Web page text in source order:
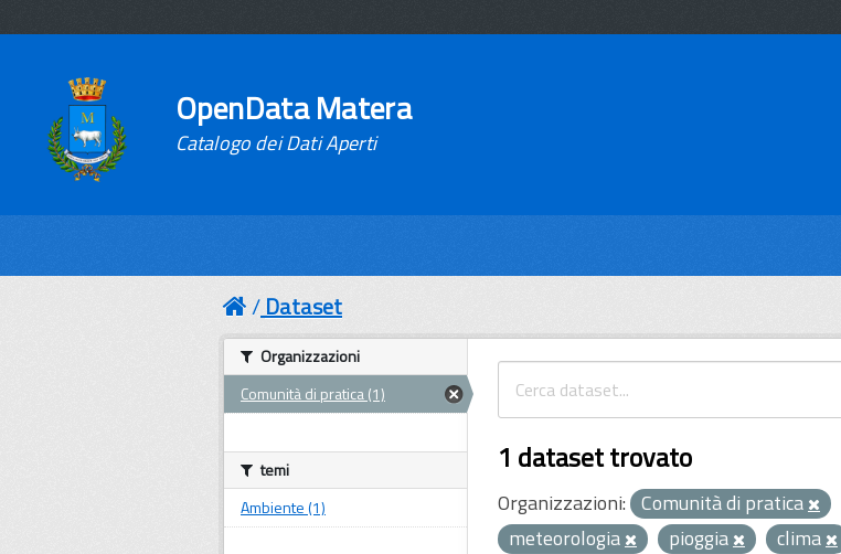
OpenData Matera
Catalogo dei Dati Aperti
Dataset
1 dataset trovato
Organizzazioni: Comunità di pratica
meteorologia
pioggia clima
Organizzazioni
Comunità di pratica (1)
temi
Ambiente (1)